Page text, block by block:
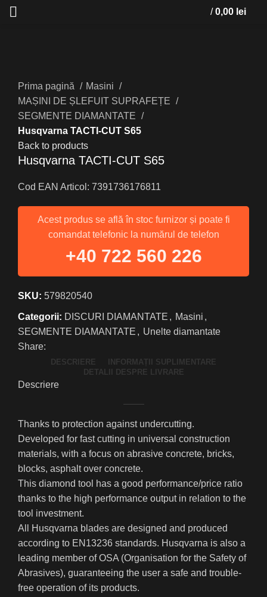
/ 0,00 lei
Prima pagină
Masini
MAȘINI DE ȘLEFUIT SUPRAFEȚE
SEGMENTE DIAMANTATE
Husqvarna TACTI-CUT S65
Back to products
Husqvarna TACTI-CUT S65
Cod EAN Articol: 7391736176811
Acest produs se află în stoc furnizor și poate fi
comandat telefonic la numărul de telefon
+40 722 560 226
SKU: 579820540
Categorii: DISCURI DIAMANTATE , Masini ,
SEGMENTE DIAMANTATE , Unelte diamantate
Share:
DESCRIERE
INFORMAȚII SUPLIMENTARE
DETALII DESPRE LIVRARE
Descriere
Thanks to protection against undercutting.
Developed for fast cutting in universal construction
materials, with a focus on abrasive concrete, bricks,
blocks, asphalt over concrete.
This diamond tool has a good performance/price ratio
thanks to the high performance output in relation to the
tool investment.
All Husqvarna blades are designed and produced
according to EN13236 standards. Husqvarna is also a
leading member of OSA (Organisation for the Safety of
Abrasives), guaranteeing the user a safe and trouble-
free operation of its products.